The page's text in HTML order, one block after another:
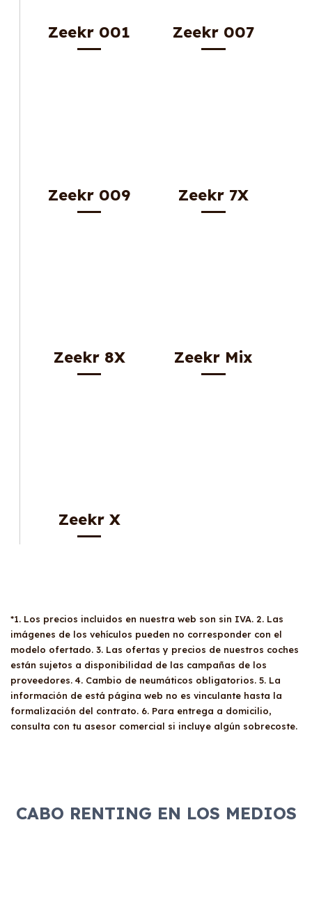
Zeekr 001 Zeekr 007
Zeekr 009 Zeekr 7X
Zeekr 8X Zeekr Mix
Zeekr X
*1. Los precios incluidos en nuestra web son sin IVA. 2. Las
imágenes de los vehículos pueden no corresponder con el
modelo ofertado. 3. Las ofertas y precios de nuestros coches
están sujetos a disponibilidad de las campañas de los
proveedores. 4. Cambio de neumáticos obligatorios. 5. La
información de está página web no es vinculante hasta la
formalización del contrato. 6. Para entrega a domicilio,
consulta con tu asesor comercial si incluye algún sobrecoste.
CABO RENTING EN LOS MEDIOS